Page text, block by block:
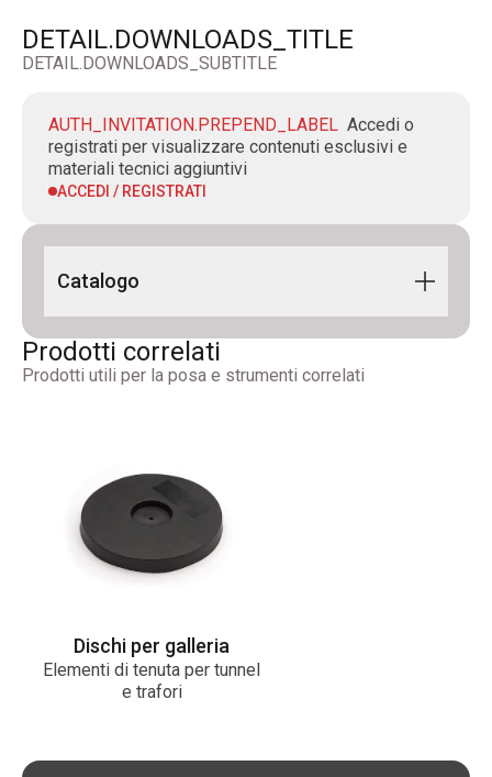
DETAIL.DOWNLOADS_TITLE
DETAIL.DOWNLOADS_SUBTITLE
AUTH_INVITATION.PREPEND_LABEL Accedi o
registrati per visualizzare contenuti esclusivi e
materiali tecnici aggiuntivi
ACCEDI / REGISTRATI
Catalogo
Building Line 2024 IT-EN
Prodotti correlati
Prodotti utili per la posa e strumenti correlati
Dischi per galleria
Elementi di tenuta per tunnel
e trafori